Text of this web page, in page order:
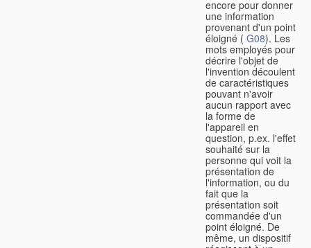
encore pour donner
une information
provenant d'un point
éloigné ( G08). Les
mots employés pour
décrire l'objet de
l'invention découlent
de caractéristiques
pouvant n'avoir
aucun rapport avec
la forme de
l'appareil en
question, p.ex. l'effet
souhaité sur la
personne qui voit la
présentation de
l'information, ou du
fait que la
présentation soit
commandée d'un
point éloigné. De
même, un dispositif